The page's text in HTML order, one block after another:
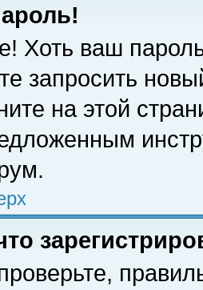
Хоть ваш
запросить
на этой